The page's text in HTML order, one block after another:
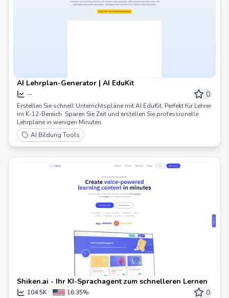
AI Lehrplan-Generator | AI EduKit
-- 0
Erstellen Sie schnell Unterrichtspläne mit AI EduKit. Perfekt für Lehrer
im K-12-Bereich. Sparen Sie Zeit und erstellen Sie professionelle
Lehrpläne in wenigen Minuten.
AI Bildung Tools
Shiken.ai - Ihr KI-Sprachagent zum schnelleren Lernen
104.5K 16.35% 0